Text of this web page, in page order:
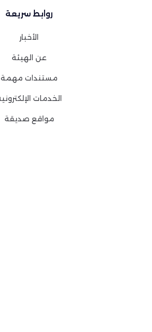
روابط سريعة
الأخبار
عن الهيئة
مستندات مهمة
الخدمات
مواقع صديقة